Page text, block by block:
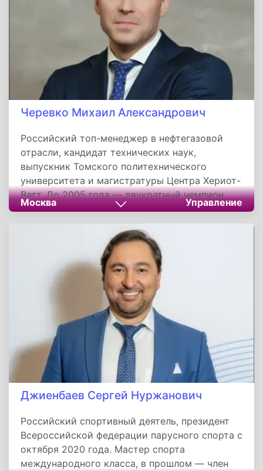
торжественной церемонии награждения
сотрудников предприятия высокими
ведомственными наградами. Продолжает
работу по развитию производства и
социальной инфраструктуры региона.
Черевко Михаил Александрович
Российский топ-менеджер в нефтегазовой
отрасли, кандидат технических наук,
выпускник Томского политехнического
университета и магистратуры Центра Хериот-
Ватт. До 2005 года — двукратный чемпион
мира по плаванию в ластах, мастер спорта
международного класса. С 2006 года
работает в структурах «Газпром нефти». В
2018–2024 годах возглавлял «Славнефть-
Мегионнефтегаз». С сентября 2025 года —
генеральный директор АО «Томскнефть» ВНК.
Награжден медалью ордена «За заслуги перед
Отечеством» II степени, знаком
«Первооткрыватель месторождения».
Москва Управление
Джиенбаев Сергей Нуржанович
Российский спортивный деятель, президент
Всероссийской федерации парусного спорта с
октября 2020 года. Мастер спорта
международного класса, в прошлом — член